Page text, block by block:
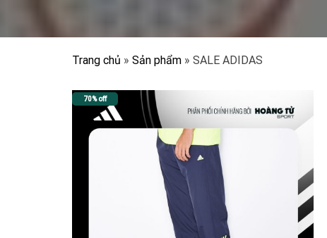
Trang chủ » Sản phẩm » SALE ADIDAS
70% off